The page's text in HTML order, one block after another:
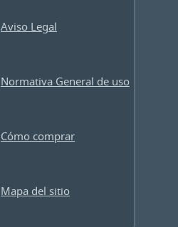
Aviso Legal
Normativa General de uso
Cómo comprar
Mapa del sitio